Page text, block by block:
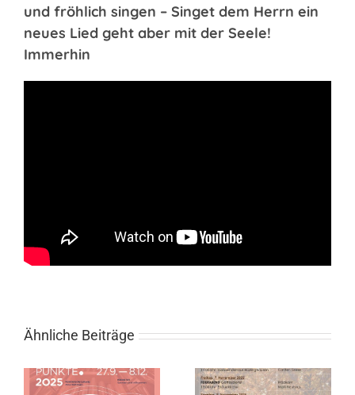
und fröhlich singen – Singet dem Herrn ein
neues Lied geht aber mit der Seele!
Immerhin
Ähnliche Beiträge